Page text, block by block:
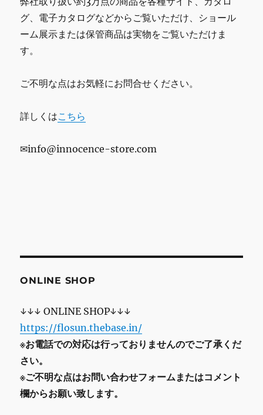
グ、電子カタログなどからご覧いただけ、ショール
ーム展示または保管商品は実物をご覧いただけま
す。
ご不明な点はお気軽にお問合せください。
詳しくはこちら
✉info@innocence-store.com
ONLINE SHOP
↓↓↓ ONLINE SHOP↓↓↓
https://flosun.thebase.in/
※お電話での対応は行っておりませんのでご了承くだ
さい。
※ご不明な点はお問い合わせフォームまたはコメント
欄からお願い致します。